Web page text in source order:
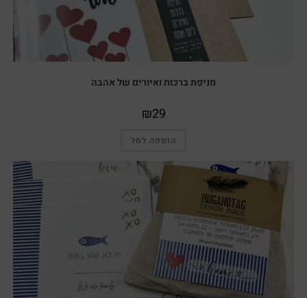
מניפת ברכות ואיורים של אהבה
₪29
הוספה לסל